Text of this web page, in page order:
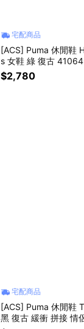
宅配商品
[ACS] Puma 休閒鞋
s 女鞋 綠 復古
$2,780
宅配商品
[ACS] Puma 休閒鞋
黑 復古 緩衝 拼接 情